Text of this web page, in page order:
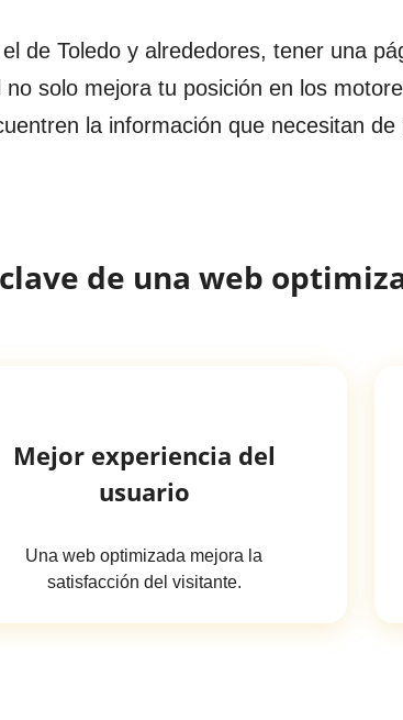
de Toledo y alrededores, tener una
solo mejora tu posición en los
la información que necesitan
de una web
Mejor experiencia del
usuario
Una web optimizada mejora la
satisfacción del visitante.